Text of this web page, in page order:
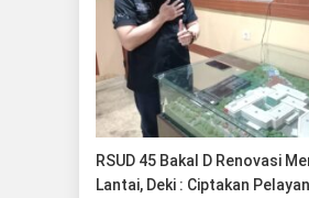
RSUD 45 Bakal D Renovasi
Lantai, Deki : Ciptakan